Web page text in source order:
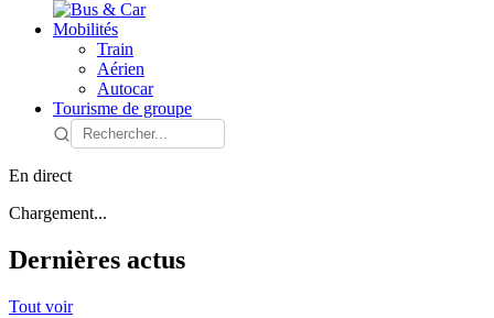
Mobilités
Train
Aérien
Autocar
Tourisme de groupe
En direct
Chargement...
Dernières actus
Tout voir